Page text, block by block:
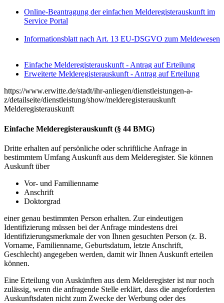
Online-Beantragung der einfachen Melderegisterauskunft im
Service Portal
Informationsblatt nach Art. 13 EU-DSGVO zum Meldewesen
Einfache Melderegisterauskunft - Antrag auf Erteilung
Erweiterte Melderegisterauskunft - Antrag auf Erteilung
https://www.erwitte.de/stadt/ihr-anliegen/dienstleistungen-a-
z/detailseite/dienstleistung/show/melderegisterauskunft
Melderegisterauskunft
Einfache Melderegisterauskunft (§ 44 BMG)
Dritte erhalten auf persönliche oder schriftliche Anfrage in
bestimmtem Umfang Auskunft aus dem Melderegister. Sie können
Auskunft über
Vor- und Familienname
Anschrift
Doktorgrad
einer genau bestimmten Person erhalten. Zur eindeutigen
Identifizierung müssen bei der Anfrage mindestens drei
Identifizierungsmerkmale der von Ihnen gesuchten Person (z. B.
Vorname, Familienname, Geburtsdatum, letzte Anschrift,
Geschlecht) angegeben werden, damit wir Ihnen Auskunft erteilen
können.
Eine Erteilung von Auskünften aus dem Melderegister ist nur noch
zulässig, wenn die anfragende Stelle erklärt, dass die angeforderten
Auskunftsdaten nicht zum Zwecke der Werbung oder des